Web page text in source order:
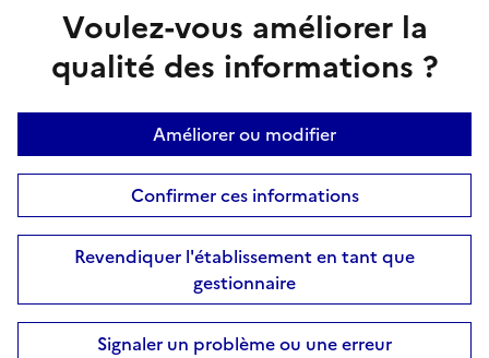
Voulez-vous améliorer la
qualité des informations ?
Améliorer ou modifier
Confirmer ces informations
Revendiquer l'établissement en tant que
gestionnaire
Signaler un problème ou une erreur